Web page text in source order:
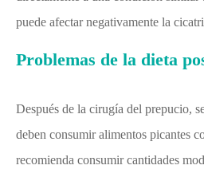
puede afectar negativamente la
Problemas de la dieta
Después de la cirugía del prepucio,
deben consumir alimentos picantes
recomienda consumir cantidades